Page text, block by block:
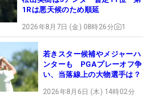
1Rは悪天候のため順延
2026年8月7日 (金) 08時26分 1
若きスター候補やメジャーハ
ンターも PGAプレーオフ争
い、当落線上の大物選手は？
2026年8月6日 (木) 14時02分